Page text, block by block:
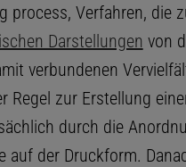
process, Verfahren, die
Darstellungen von
verbundenen
Regel zur Erstellung
durch die
auf der Druckform.